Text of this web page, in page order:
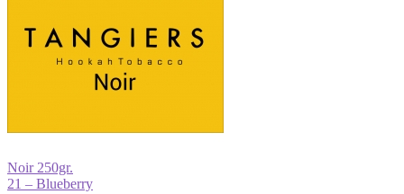
Noir 250gr.
21 – Blueberry